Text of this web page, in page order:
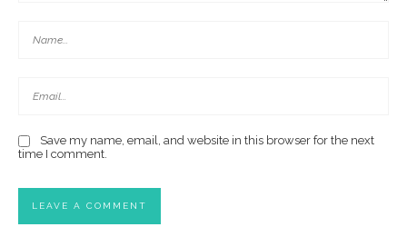
Save my name, email, and website in this browser for the next
time I comment.